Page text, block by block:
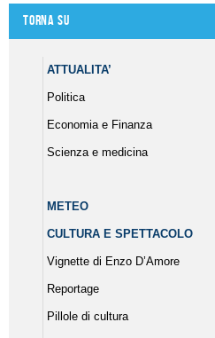
Torna su
ATTUALITA’
Politica
Economia e Finanza
Scienza e medicina
METEO
CULTURA E SPETTACOLO
Vignette di Enzo D’Amore
Reportage
Pillole di cultura